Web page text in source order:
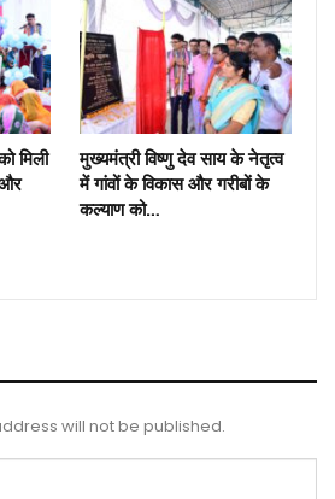
मिली
मुख्यमंत्री विष्णु देव साय के नेतृत्व
में गांवों के विकास और गरीबों के
कल्याण को…
will not be published.